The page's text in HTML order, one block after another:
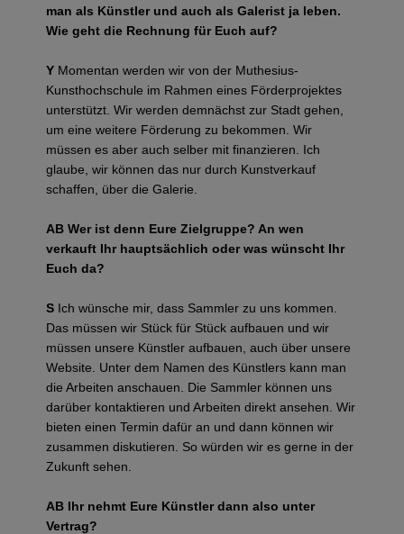
man als Künstler und auch als Galerist ja leben.
Wie geht die Rechnung für Euch auf?
Y Momentan werden wir von der Muthesius-
Kunsthochschule im Rahmen eines Förderprojektes
unterstützt. Wir werden demnächst zur Stadt gehen,
um eine weitere Förderung zu bekommen. Wir
müssen es aber auch selber mit finanzieren. Ich
glaube, wir können das nur durch Kunstverkauf
schaffen, über die Galerie.
AB Wer ist denn Eure Zielgruppe? An wen
verkauft Ihr hauptsächlich oder was wünscht Ihr
Euch da?
S Ich wünsche mir, dass Sammler zu uns kommen.
Das müssen wir Stück für Stück aufbauen und wir
müssen unsere Künstler aufbauen, auch über unsere
Website. Unter dem Namen des Künstlers kann man
die Arbeiten anschauen. Die Sammler können uns
darüber kontaktieren und Arbeiten direkt ansehen. Wir
bieten einen Termin dafür an und dann können wir
zusammen diskutieren. So würden wir es gerne in der
Zukunft sehen.
AB Ihr nehmt Eure Künstler dann also unter
Vertrag?